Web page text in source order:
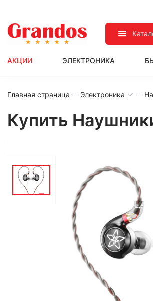
АКЦИИ ЭЛЕКТРОНИКА
Главная страница Электроника
Купить